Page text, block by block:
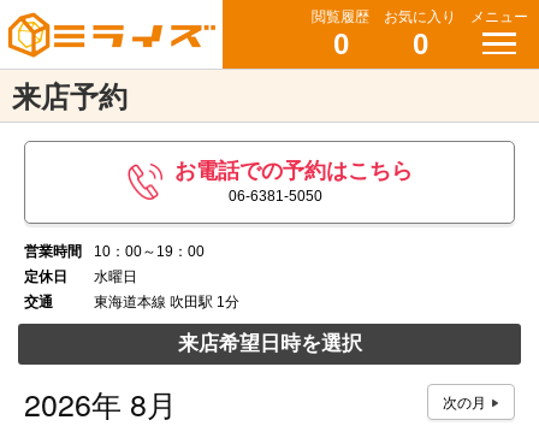
閲覧履歴
0
お気に入り
0
メニュー
来店予約
お電話での予約はこちら
06-6381-5050
営業時間
10：00～19：00
定休日
水曜日
交通
東海道本線 吹田駅 1分
来店希望日時を選択
2026年 8月